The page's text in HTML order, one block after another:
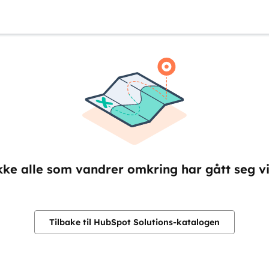
alle som vandrer omkring har gått seg
Tilbake til HubSpot Solutions-katalogen